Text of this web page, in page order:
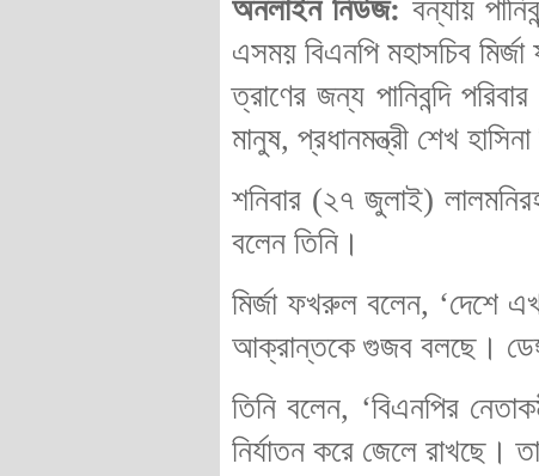
অনলাইন নিউজ: বন্যায়
এসময় বিএনপি মহাসচিব
ত্রাণের জন্য পানিবন্দি
মানুষ, প্রধানমন্ত্রী শেখ
শনিবার (২৭ জুলাই)
বলেন তিনি।
মির্জা ফখরুল বলেন, ‘দেশে
আক্রান্তকে গুজব বলছে।
তিনি বলেন, ‘বিএনপির
নির্যাতন করে জেলে রাখছে।